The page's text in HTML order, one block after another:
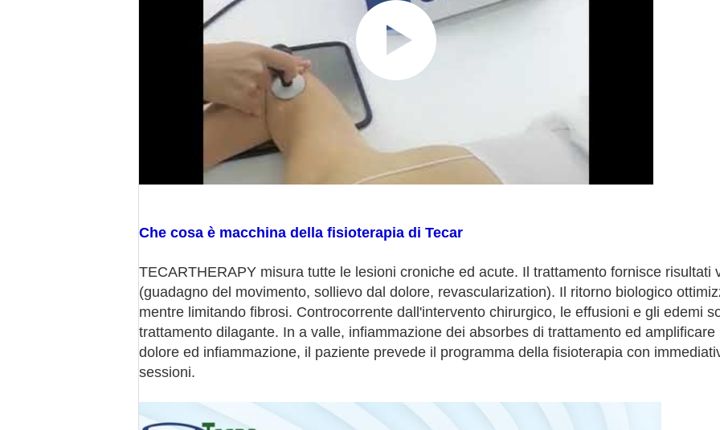
Che cosa è macchina della fisioterapia di Tecar
TECARTHERAPY misura tutte le lesioni croniche ed acute. Il trattamento fornisce risultati
(guadagno del movimento, sollievo dal dolore, revascularization). Il ritorno biologico
mentre limitando fibrosi. Controcorrente dall'intervento chirurgico, le effusioni e gli edemi
trattamento dilagante. In a valle, infiammazione dei absorbes di trattamento ed
dolore ed infiammazione, il paziente prevede il programma della fisioterapia con
sessioni.